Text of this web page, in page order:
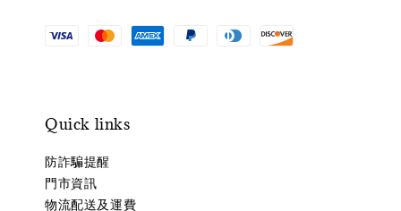
Quick links
防詐騙提醒
門市資訊
物流配送及運費